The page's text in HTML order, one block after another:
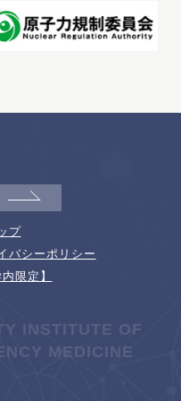
プ
バシーポリシー
限定】
INSTITUTE OF
MEDICINE